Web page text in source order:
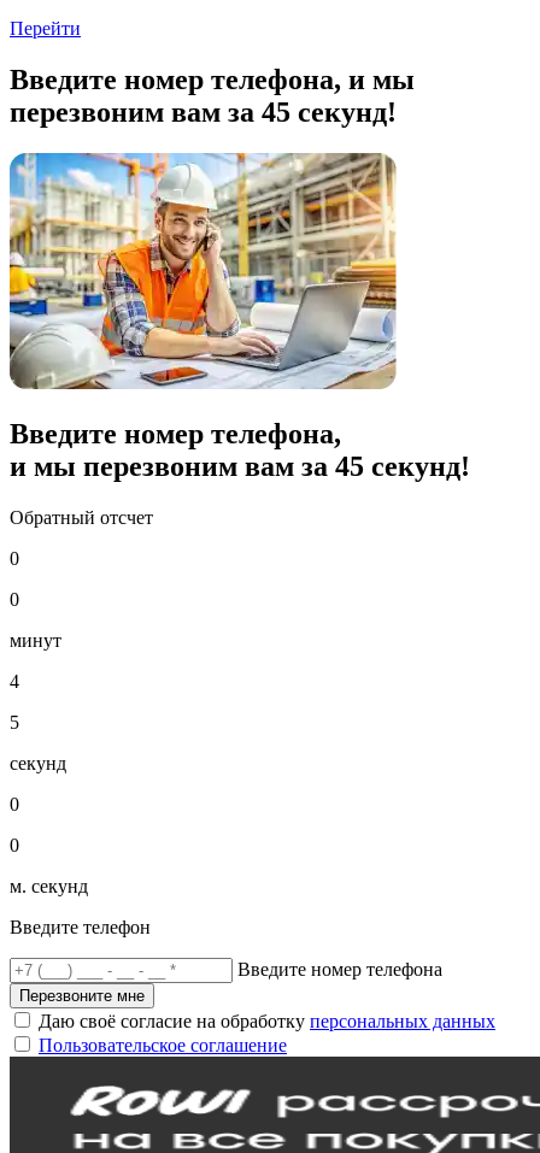
Перейти
Введите номер телефона, и мы
перезвоним вам за 45 секунд!
Введите номер телефона,
и мы перезвоним вам за 45 секунд!
Обратный отсчет
0
0
минут
4
5
секунд
0
0
м. секунд
Введите телефон
Введите номер телефона
Перезвоните мне
Даю своё согласие на обработку персональных данных
Пользовательское соглашение